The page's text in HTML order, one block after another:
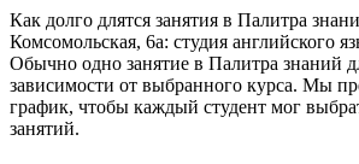
Как долго длятся занятия в Палитра
Комсомольская, 6а: студия английского
Обычно одно занятие в Палитра знаний
зависимости от выбранного курса. Мы
график, чтобы каждый студент мог
занятий.